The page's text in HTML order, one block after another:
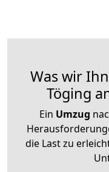
Was wir
Töging
Ein Umzug
die Last zu